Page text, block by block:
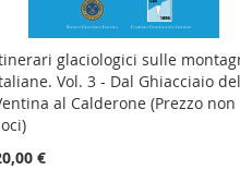
glaciologici sulle
Vol. 3 - Dal Ghiacciaio
al Calderone (Prezzo non
€